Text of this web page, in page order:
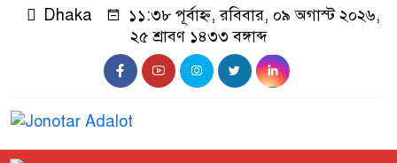
Dhaka
১১:৩৮ পূর্বাহ্ন, রবিবার, ০৯ অগাস্ট ২০২৬,
২৫ শ্রাবণ ১৪৩৩ বঙ্গাব্দ